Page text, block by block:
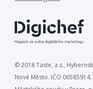
© 2018 Taste, a.s.,
Nové Město. IČO